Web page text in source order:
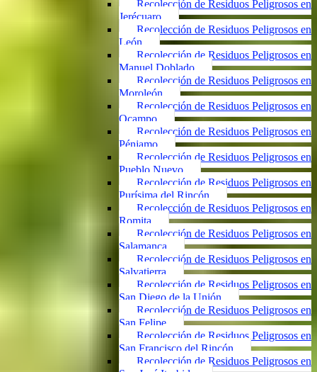
Recolección de Residuos Peligrosos en
Jerécuaro
Recolección de Residuos Peligrosos en
León
Recolección de Residuos Peligrosos en
Manuel Doblado
Recolección de Residuos Peligrosos en
Moroleón
Recolección de Residuos Peligrosos en
Ocampo
Recolección de Residuos Peligrosos en
Pénjamo
Recolección de Residuos Peligrosos en
Pueblo Nuevo
Recolección de Residuos Peligrosos en
Purísima del Rincón
Recolección de Residuos Peligrosos en
Romita
Recolección de Residuos Peligrosos en
Salamanca
Recolección de Residuos Peligrosos en
Salvatierra
Recolección de Residuos Peligrosos en
San Diego de la Unión
Recolección de Residuos Peligrosos en
San Felipe
Recolección de Residuos Peligrosos en
San Francisco del Rincón
Recolección de Residuos Peligrosos en